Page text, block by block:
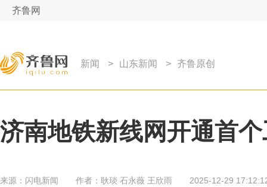
齐鲁网
新闻 > 山东新闻 > 齐鲁原创
济南地铁新线网开通首
来源： 闪电新闻 作者： 耿琰 石永薇 王欣雨 2025-12-29